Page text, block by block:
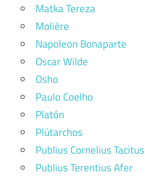
Matka Tereza
Molière
Napoleon Bonaparte
Oscar Wilde
Osho
Paulo Coelho
Platón
Plútarchos
Publius Cornelius Tacitus
Publius Terentius Afer